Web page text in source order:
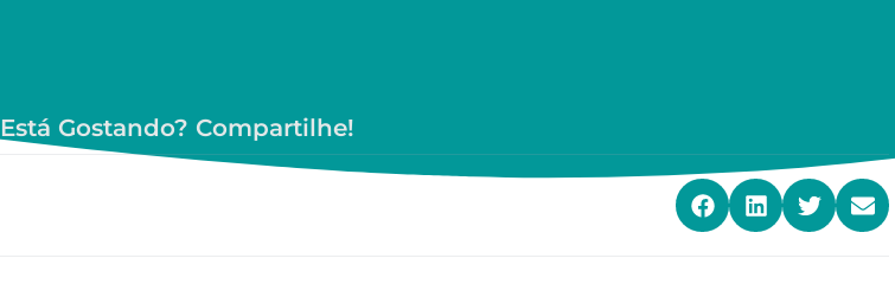
Está Gostando? Compartilhe!